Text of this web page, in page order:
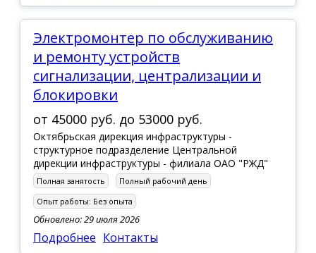
Электромонтер по обслуживанию
и ремонту устройств
сигнализации, централизации и
блокировки
от 45000 руб. до 53000 руб.
Октябрьская дирекция инфраструктуры -
структурное подразделение Центральной
дирекции инфраструктуры - филиала ОАО "РЖД"
Полная занятость
Полный рабочий день
Опыт работы: Без опыта
Обновлено: 29 июля 2026
Подробнее Контакты